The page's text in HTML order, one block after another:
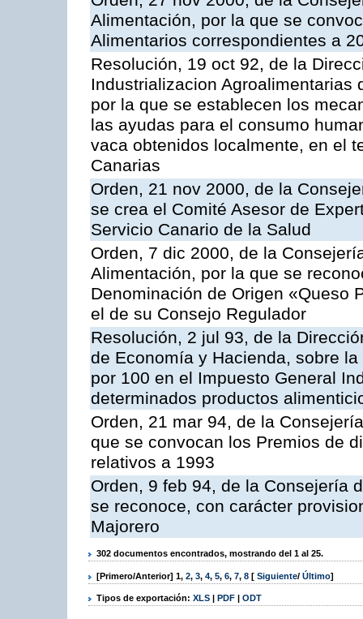
Alimentación, por la que se
Alimentarios correspondientes a
Resolución, 19 oct 92, de la
Industrializacion Agroalimentarias
por la que se establecen los
las ayudas para el consumo
vaca obtenidos localmente, en el
Canarias
Orden, 21 nov 2000, de la
se crea el Comité Asesor de
Servicio Canario de la Salud
Orden, 7 dic 2000, de la
Alimentación, por la que se
Denominación de Origen «Queso
el de su Consejo Regulador
Resolución, 2 jul 93, de la
de Economía y Hacienda, sobre
por 100 en el Impuesto General
determinados productos
Orden, 21 mar 94, de la
que se convocan los Premios de
relativos a 1993
Orden, 9 feb 94, de la Consejería
se reconoce, con carácter
Majorero
302 documentos encontrados, mostrando del 1 al 25.
[Primero/Anterior] 1, 2, 3, 4, 5, 6, 7, 8 [ Siguiente/ Último]
Tipos de exportación: XLS | PDF | ODT